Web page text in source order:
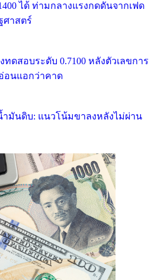
ได้ ท่ามกลางแรงกดดันจากเฟด
ศาสตร์
ทดสอบระดับ 0.7100 หลังตัวเลขการ
อนแอกว่าคาด
ำมันดิบ: แนวโน้มขาลงหลังไม่ผ่าน